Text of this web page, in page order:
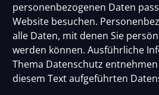
personenbezogenen Daten
Website besuchen.
alle Daten, mit denen Sie
werden können. Ausführliche
Thema Datenschutz
diesem Text aufgeführten